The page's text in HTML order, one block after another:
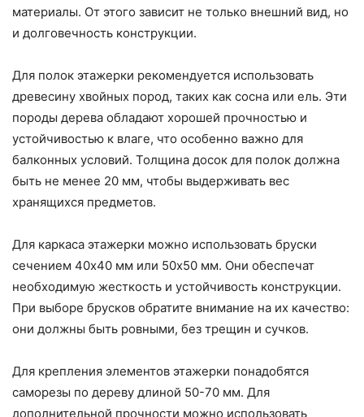
материалы. От этого зависит не только внешний вид, но
и долговечность конструкции.
Для полок этажерки рекомендуется использовать
древесину хвойных пород, таких как сосна или ель. Эти
породы дерева обладают хорошей прочностью и
устойчивостью к влаге, что особенно важно для
балконных условий. Толщина досок для полок должна
быть не менее 20 мм, чтобы выдерживать вес
хранящихся предметов.
Для каркаса этажерки можно использовать бруски
сечением 40х40 мм или 50х50 мм. Они обеспечат
необходимую жесткость и устойчивость конструкции.
При выборе брусков обратите внимание на их качество:
они должны быть ровными, без трещин и сучков.
Для крепления элементов этажерки понадобятся
саморезы по дереву длиной 50-70 мм. Для
дополнительной прочности можно использовать